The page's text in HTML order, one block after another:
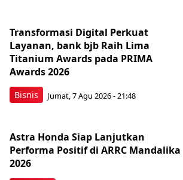
Bisnis
Transformasi Digital Perkuat
Layanan, bank bjb Raih Lima
Titanium Awards pada PRIMA
Awards 2026
Jumat, 7 Agu 2026 - 21:48
Astra Honda Siap Lanjutkan
Performa Positif di ARRC Mandalika
2026